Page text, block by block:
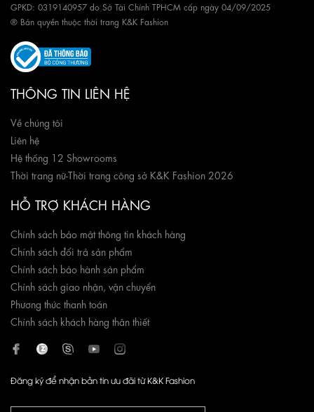
GPKD: 0319140957 do Sở Tài Chính TPHCM cấp ngày 04/09/2025
® Bản quyền thuộc thời trang K&K Fashion
THÔNG TIN LIÊN HỆ
Về chúng tôi
Liên hệ
Hệ thống 12 Showrooms
Thời trang nữ-Thời trang công sở K&K Fashion 2026
HỖ TRỢ KHÁCH HÀNG
Chính sách bảo mật thông tin khách hàng
Chính sách đổi trả sản phẩm
Chính sách bảo hành sản phẩm
Chính sách giao nhận, vận chuyển
Phương thức thanh toán
Chính sách khách hàng thân thiết
Đăng ký để nhận bản tin ưu đãi từ K&K Fashion